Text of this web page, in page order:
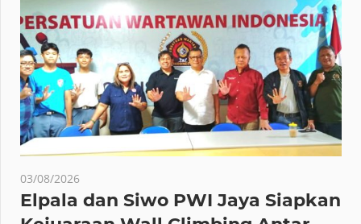
03/08/2026
Elpala dan Siwo PWI Jaya Siapkan